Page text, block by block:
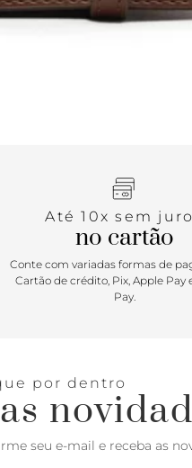
Até 10x sem
no cartão
Conte com variadas formas de
Cartão de crédito, Pix, Apple Pay
Pay.
por dentro
seu e-mail e receba as